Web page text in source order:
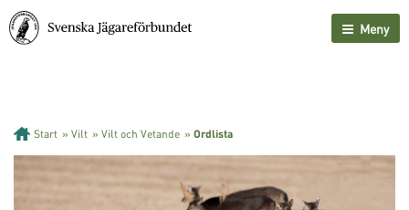
Meny
Start » Vilt » Vilt och Vetande » Ordlista